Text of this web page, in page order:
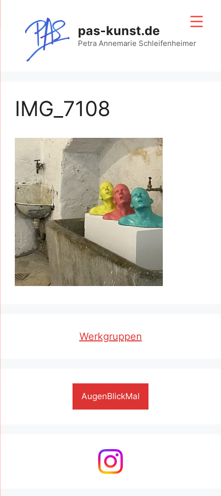
springen
pas-kunst.de
Petra Annemarie Schleifenheimer
IMG_7108
Werkgruppen
AugenBlickMal